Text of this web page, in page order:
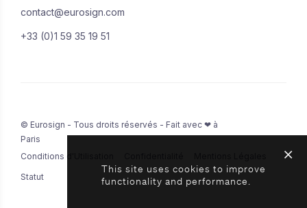
contact@eurosign.com
+33 (0)1 59 35 19 51
© Eurosign - Tous droits réservés - Fait avec ❤ à
Paris
Conditions d'Utilisation
Statut
This site uses cookies to improve
functionality and performance.